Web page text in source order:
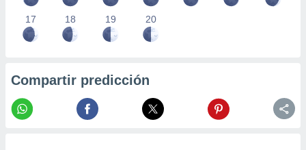
17 18 19 20
Compartir predicción